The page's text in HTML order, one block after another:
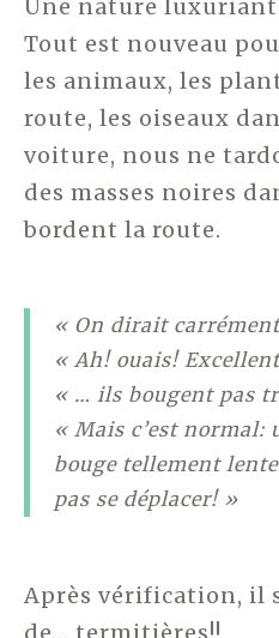
Une nature
Tout est nouveau
les animaux, les
route, les oiseaux
voiture, nous ne
des masses noires
bordent la route.
« On dirait
« Ah! ouais!
« … ils bougent pas
« Mais c’est normal:
bouge tellement
pas se déplacer! »
Après vérification, il
de… termitières!!